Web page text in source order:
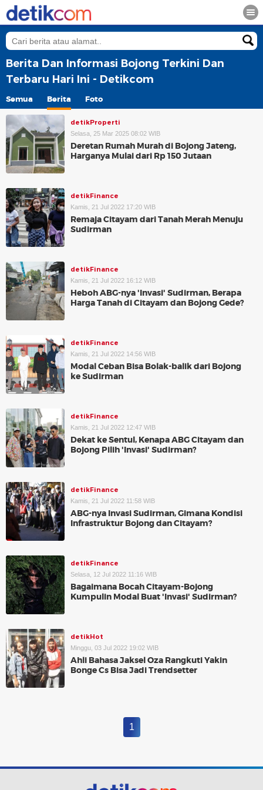
Berita Dan Informasi Bojong Terkini Dan
Terbaru Hari Ini - Detikcom
Semua Berita Foto
detikProperti
Selasa, 25 Mar 2025 08:02 WIB
Deretan Rumah Murah di Bojong Jateng,
Harganya Mulai dari Rp 150 Jutaan
detikFinance
Kamis, 21 Jul 2022 17:20 WIB
Remaja Citayam dari Tanah Merah Menuju
Sudirman
detikFinance
Kamis, 21 Jul 2022 16:12 WIB
Heboh ABG-nya 'Invasi' Sudirman, Berapa
Harga Tanah di Citayam dan Bojong Gede?
detikFinance
Kamis, 21 Jul 2022 14:56 WIB
Modal Ceban Bisa Bolak-balik dari Bojong
ke Sudirman
detikFinance
Kamis, 21 Jul 2022 12:47 WIB
Dekat ke Sentul, Kenapa ABG Citayam dan
Bojong Pilih 'Invasi' Sudirman?
detikFinance
Kamis, 21 Jul 2022 11:58 WIB
ABG-nya Invasi Sudirman, Gimana Kondisi
Infrastruktur Bojong dan Citayam?
detikFinance
Selasa, 12 Jul 2022 11:16 WIB
Bagaimana Bocah Citayam-Bojong
Kumpulin Modal Buat 'Invasi' Sudirman?
detikHot
Minggu, 03 Jul 2022 19:02 WIB
Ahli Bahasa Jaksel Oza Rangkuti Yakin
Bonge Cs Bisa Jadi Trendsetter
1